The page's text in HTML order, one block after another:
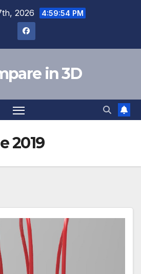
2026 4:59:54 PM
in 3D
2019